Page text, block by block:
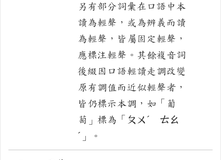
另有部分詞彙在口語中本
讀為輕聲，或為辨義而讀
為輕聲，皆屬固定輕聲，
應標注輕聲。其餘複音詞
後綴因口語輕讀走調改變
原有調值而近似輕聲者，
皆仍標示本調，如「葡
萄」標為「ㄆㄨˊ ㄊㄠ
ˊ」。